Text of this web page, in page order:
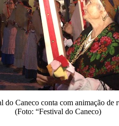
do Caneco conta com animação de
(Foto: “Festival do Caneco)